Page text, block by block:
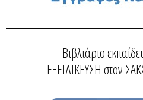
Βιβλιάριο
ΕΞΕΙΔΙΚΕΥΣΗ στον